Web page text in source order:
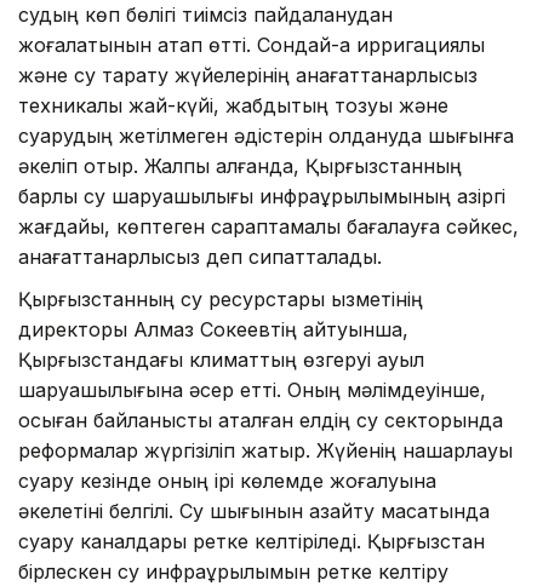
судың көп бөлігі тиімсіз пайдаланудан
жоғалатынын атап өтті. Сондай-ақ ирригациялық
және су тарату жүйелерінің қанағаттанарлықсыз
техникалық жай-күйі, жабдықтың тозуы және
суарудың жетілмеген әдістерін қолдануда шығынға
әкеліп отыр. Жалпы алғанда, Қырғызстанның
барлық су шаруашылығы инфрақұрылымының қазіргі
жағдайы, көптеген сараптамалық бағалауға сәйкес,
қанағаттанарлықсыз деп сипатталады.
Қырғызстанның су ресурстары қызметінің
директоры Алмаз Сокеевтің айтуынша,
Қырғызстандағы климаттың өзгеруі ауыл
шаруашылығына әсер етті. Оның мәлімдеуінше,
осыған байланысты аталған елдің су секторында
реформалар жүргізіліп жатыр. Жүйенің нашарлауы
суару кезінде оның ірі көлемде жоғалуына
әкелетіні белгілі. Су шығынын азайту мақсатында
суару каналдары ретке келтіріледі. Қырғызстан
бірлескен су инфрақұрылымын ретке келтіру